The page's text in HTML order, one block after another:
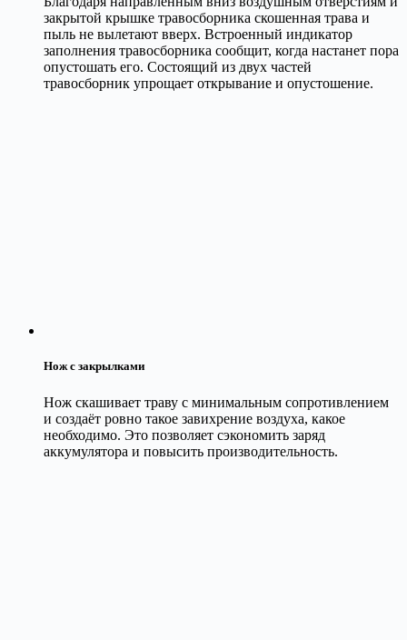
закрытой крышке травосборника скошенная трава и
пыль не вылетают вверх. Встроенный индикатор
заполнения травосборника сообщит, когда настанет пора
опустошать его. Состоящий из двух частей
травосборник упрощает открывание и опустошение.
Нож с закрылками
Нож скашивает траву с минимальным сопротивлением
и создаёт ровно такое завихрение воздуха, какое
необходимо. Это позволяет сэкономить заряд
аккумулятора и повысить производительность.